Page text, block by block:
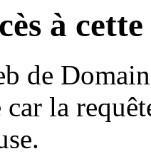
à
de
car la